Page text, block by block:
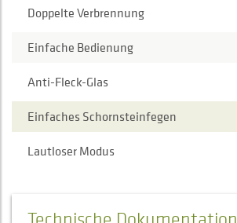
Doppelte Verbrennung
Einfache Bedienung
Anti-Fleck-Glas
Einfaches Schornsteinfegen
Lautloser Modus
Technische Dokumentation